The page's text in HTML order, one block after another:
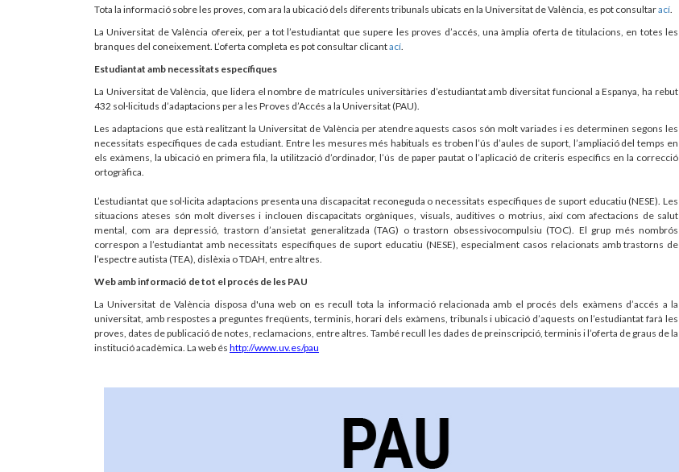
Tota la informació sobre les proves, com ara la ubicació dels diferents tribunals ubicats en la Universitat de València, es pot consultarací
La Universitat de València ofereix, per a tot l’estudiantat que supere les proves d’accés, una àmplia oferta de titulacions, en totes les
branques del coneixement. L’oferta completa es pot consultar clicantací
Estudiantat amb necessitats específiques
La Universitat de València, que lidera el nombre de matrícules universitàries d’estudiantat amb diversitat funcional a Espanya, ha rebut
432 sol·licituds d’adaptacions per a les Proves d’Accés a la Universitat (PAU).
Les adaptacions que està realitzant la Universitat de València per atendre aquests casos són molt variades i es determinen segons les
necessitats específiques de cada estudiant. Entre les mesures més habituals es troben l’ús d’aules de suport, l’ampliació del temps en
els exàmens, la ubicació en primera fila, la utilització d’ordinador, l’ús de paper pautat o l’aplicació de criteris específics en la correcció
ortogràfica.
L’estudiantat que sol·licita adaptacions presenta una discapacitat reconeguda o necessitats específiques de suport educatiu (NESE). Les
situacions ateses són molt diverses i inclouen discapacitats orgàniques, visuals, auditives o motrius, així com afectacions de salut
mental, com ara depressió, trastorn d’ansietat generalitzada (TAG) o trastorn obsessivocompulsiu (TOC). El grup més nombrós
correspon a l’estudiantat amb necessitats específiques de suport educatiu (NESE), especialment casos relacionats amb trastorns de
l’espectre autista (TEA), dislèxia o TDAH, entre altres.
Web amb informació de tot el procés de les PAU
La Universitat de València disposa d'una web on es recull tota la informació relacionada amb el procés dels exàmens d’accés a la
universitat, amb respostes a preguntes freqüents, terminis, horari dels exàmens, tribunals i ubicació d’aquests on l’estudiantat farà les
proves, dates de publicació de notes, reclamacions, entre altres. També recull les dades de preinscripció, terminis i l’oferta de graus de la
institució acadèmica. La web és http://www.uv.es/pau